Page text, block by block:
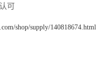
可
shop/supply/140818674.html